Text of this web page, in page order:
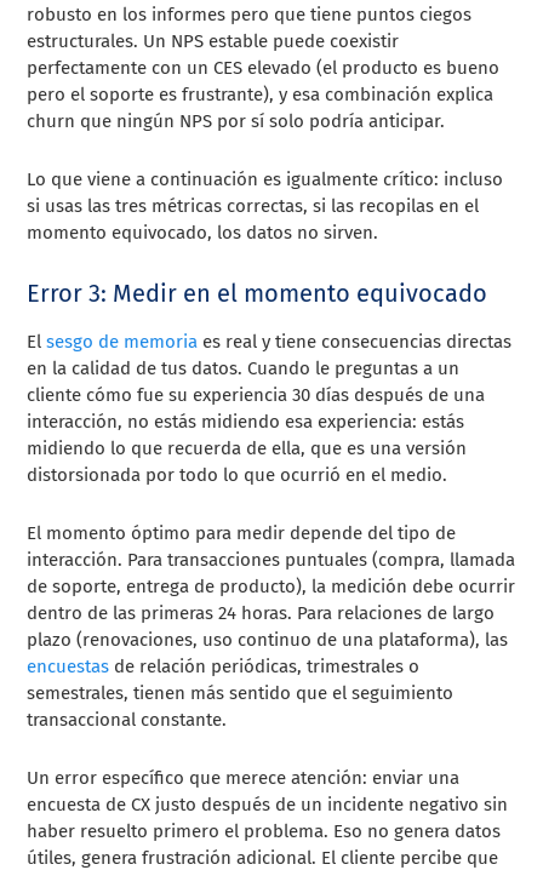
robusto en los informes pero que tiene puntos ciegos
estructurales. Un NPS estable puede coexistir
perfectamente con un CES elevado (el producto es bueno
pero el soporte es frustrante), y esa combinación explica
churn que ningún NPS por sí solo podría anticipar.
Lo que viene a continuación es igualmente crítico: incluso
si usas las tres métricas correctas, si las recopilas en el
momento equivocado, los datos no sirven.
Error 3: Medir en el momento equivocado
Elsesgo de memoria es real y tiene consecuencias directas
en la calidad de tus datos. Cuando le preguntas a un
cliente cómo fue su experiencia 30 días después de una
interacción, no estás midiendo esa experiencia: estás
midiendo lo que recuerda de ella, que es una versión
distorsionada por todo lo que ocurrió en el medio.
El momento óptimo para medir depende del tipo de
interacción. Para transacciones puntuales (compra, llamada
de soporte, entrega de producto), la medición debe ocurrir
dentro de las primeras 24 horas. Para relaciones de largo
plazo (renovaciones, uso continuo de una plataforma), las
encuestas de relación periódicas, trimestrales o
semestrales, tienen más sentido que el seguimiento
transaccional constante.
Un error específico que merece atención: enviar una
encuesta de CX justo después de un incidente negativo sin
haber resuelto primero el problema. Eso no genera datos
útiles, genera frustración adicional. El cliente percibe que